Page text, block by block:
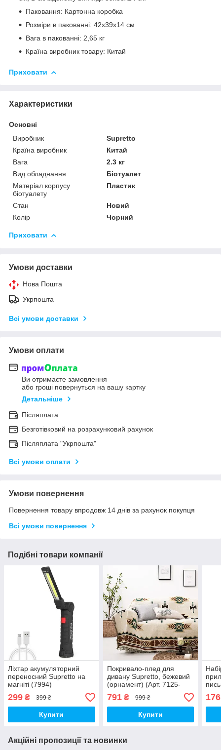
Паковання: Картонна коробка
Розміри в пакованні: 42x39x14 см
Вага в пакованні: 2,65 кг
Країна виробник товару: Китай
Приховати
Характеристики
Основні
Виробник
Supretto
Країна виробник
Китай
Вага
2.3 кг
Вид обладнання
Біотуалет
Матеріал корпусу
біотуалету
Пластик
Стан
Новий
Колір
Чорний
Приховати
Умови доставки
Нова Пошта
Укрпошта
Всі умови доставки
Умови оплати
Ви отримаєте замовлення
або гроші повернуться на вашу картку
Детальніше
Післяплата
Безготівковий на розрахунковий рахунок
Післяплата "Укрпошта"
Всі умови оплати
Умови повернення
Повернення товару впродовж 14 днів за рахунок покупця
Всі умови повернення
Подібні товари компанії
Ліхтар акумуляторний
переносний Supretto на
магніті (7994)
299 ₴ 399 ₴
Купити
Покривало-плед для
дивану Supretto, бежевий
(орнамент) (Арт. 7125-
791₴ 999 ₴
Купити
176
Акційні пропозиції та новинки